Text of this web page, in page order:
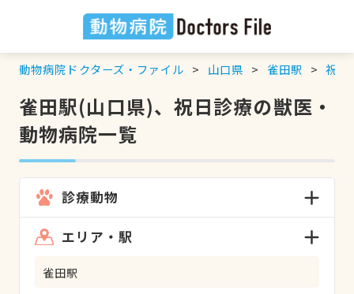
動物病院ドクターズ・ファイル 山口県 雀田駅 祝日
雀田駅(山口県)、祝日診療の獣医・
動物病院一覧
診療動物
エリア・駅
雀田駅